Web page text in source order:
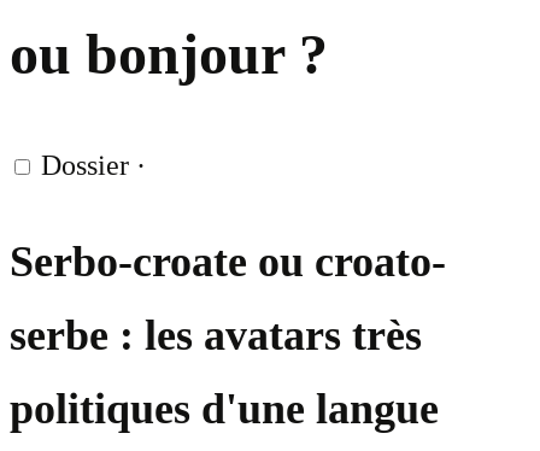
ou bonjour ?
Dossier ·
Serbo-croate ou croato-
serbe : les avatars très
politiques d'une langue